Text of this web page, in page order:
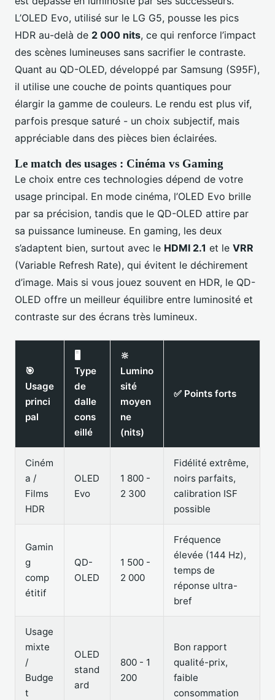
L’OLED Evo, utilisé sur le LG G5, pousse les pics
HDR au-delà de 2 000 nits, ce qui renforce l’impact
des scènes lumineuses sans sacrifier le contraste.
Quant au QD-OLED, développé par Samsung (S95F),
il utilise une couche de points quantiques pour
élargir la gamme de couleurs. Le rendu est plus vif,
parfois presque saturé - un choix subjectif, mais
appréciable dans des pièces bien éclairées.
Le match des usages : Cinéma vs Gaming
Le choix entre ces technologies dépend de votre
usage principal. En mode cinéma, l’OLED Evo brille
par sa précision, tandis que le QD-OLED attire par
sa puissance lumineuse. En gaming, les deux
s’adaptent bien, surtout avec le HDMI 2.1 et le VRR
(Variable Refresh Rate), qui évitent le déchirement
d’image. Mais si vous jouez souvent en HDR, le QD-
OLED offre un meilleur équilibre entre luminosité et
contraste sur des écrans très lumineux.
🎯
Usage
princi
pal
🖥️
Type
de
dalle
cons
eillé
🔆
Lumino
sité
moyen
ne
(nits)
✅ Points forts
Ciném
a /
Films
HDR
OLED
Evo
1 800 -
2 300
Fidélité extrême,
noirs parfaits,
calibration ISF
possible
Gamin
g
comp
étitif
QD-
OLED
1 500 -
2 000
Fréquence
élevée (144 Hz),
temps de
réponse ultra-
bref
Usage
mixte
/
Budge
t
OLED
stand
ard
800 - 1
200
Bon rapport
qualité-prix,
faible
consommation